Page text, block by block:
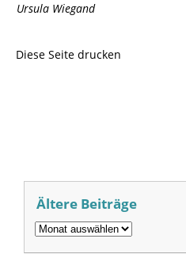
Ursula Wiegand
Diese Seite drucken
Ältere Beiträge